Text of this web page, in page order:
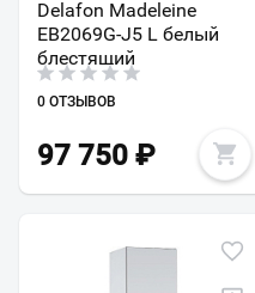
Delafon Madeleine
EB2069G-J5 L белый
блестящий
0 ОТЗЫВОВ
97 750 ₽